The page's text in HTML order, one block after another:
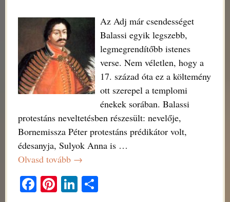
Az Adj már csendességet
Balassi egyik legszebb,
legmegrendítőbb istenes
verse. Nem véletlen, hogy a
17. század óta ez a költemény
ott szerepel a templomi
énekek sorában. Balassi
protestáns neveltetésben részesült: nevelője,
Bornemissza Péter protestáns prédikátor volt,
édesanyja, Sulyok Anna is …
Olvasd tovább →
Fa Pi Li